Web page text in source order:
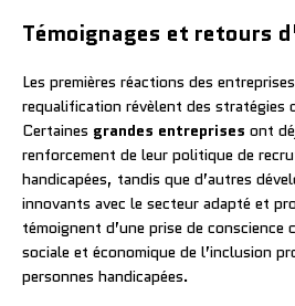
Témoignages et retours
Les premières réactions des
requalification révèlent des stratégies
Certaines grandes entreprises ont
renforcement de leur politique de
handicapées, tandis que d’autres
innovants avec le secteur adapté et
témoignent d’une prise de conscience
sociale et économique de l’inclusion
personnes handicapées.